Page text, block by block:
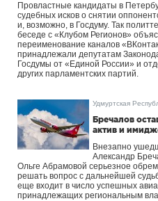
Провластные кандидаты в
судебных исков о снятии
и, возможно, в Госдуму. Так
беседе с «Клубом Регионов»
переименование каналов
принадлежали депутатам
Госдумы от «Единой России» и
других парламентских партий.
Удмуртская
Бречалов
актив и
Внезапно
Александр
Ольге Абрамовой серьезное
решать вопрос с дальнейшей
еще входит в число успешных
принадлежащих региональным